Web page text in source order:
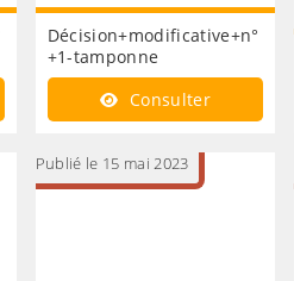
Décision+modificative+n°
+1-tamponne
Consulter
Publié le 15 mai 2023